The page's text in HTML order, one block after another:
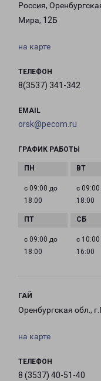
Россия,
Мира, 12Б
на карте
ТЕЛЕФОН
8(3537) 341-342
EMAIL
orsk@pecom.ru
ГРАФИК РАБОТЫ
с 09:00 до
18:00
с
18:00
с 09:00 до
18:00
с
16:00
ГАЙ
Оренбургская обл.,
на карте
ТЕЛЕФОН
8 (3537) 40-51-40